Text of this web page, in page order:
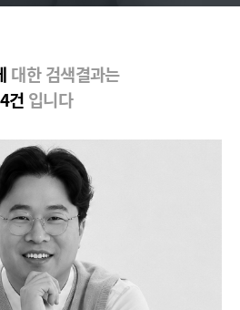
대한 검색결과는
4건 입니다